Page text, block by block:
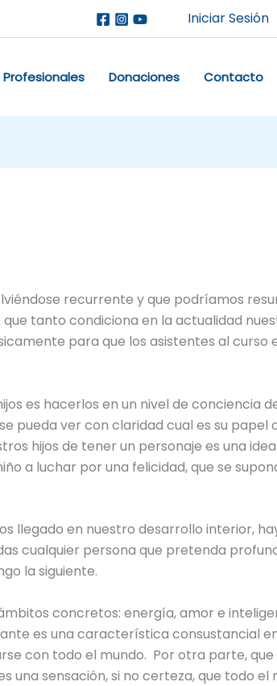
Iniciar Sesión
Profesionales Donaciones Contacto
recurrente y que podríamos
tanto condiciona en la actualidad
para que los asistentes al curso
es hacerlos en un nivel de conciencia
pueda ver con claridad cual es su papel
hijos de tener un personaje es una
a luchar por una felicidad, que se
llegado en nuestro desarrollo interior,
cualquier persona que pretenda
la siguiente.
concretos: energía, amor e
es una característica consustancial
con todo el mundo. Por otra parte,
sensación, si no certeza, que todo el